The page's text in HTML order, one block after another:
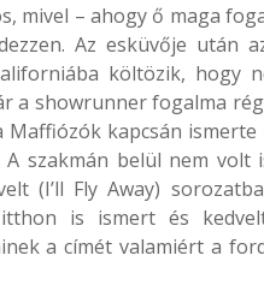
mivel – ahogy ő maga
Az esküvője után
költözik, hogy
a showrunner fogalma
kapcsán
szakmán belül nem volt
(I’ll Fly Away)
is ismert és
a címét valamiért a